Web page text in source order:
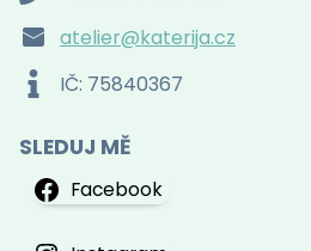
atelier@katerija.cz
IČ: 75840367
SLEDUJ MĚ
Facebook